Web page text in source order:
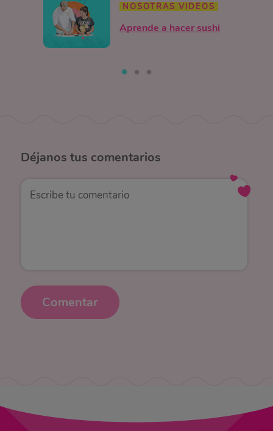
NOSOTRAS VIDEOS
Aprende a hacer sushi
Déjanos tus comentarios
Comentar